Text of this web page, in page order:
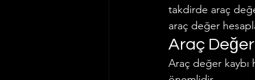
takdirde araç
araç değer
Araç Değer
Araç değer kaybı